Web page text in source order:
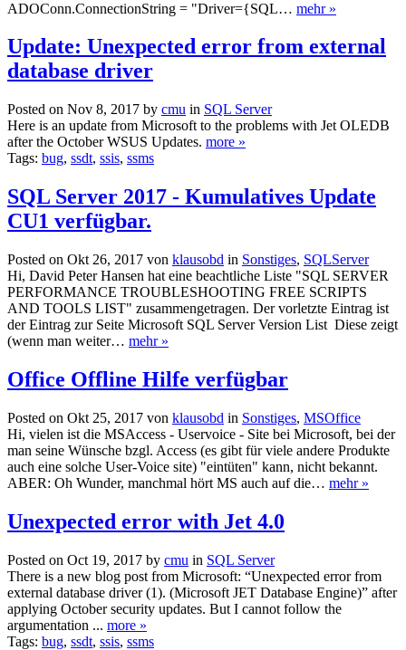
ADOConn.ConnectionString = "Driver={SQL… mehr »
Update: Unexpected error from external
database driver
Posted on Nov 8, 2017 by cmu in SQL Server
Here is an update from Microsoft to the problems with Jet OLEDB
after the October WSUS Updates. more »
Tags: bug, ssdt, ssis, ssms
SQL Server 2017 - Kumulatives Update
CU1 verfügbar.
Posted on Okt 26, 2017 von klausobd in Sonstiges, SQLServer
Hi, David Peter Hansen hat eine beachtliche Liste "SQL SERVER
PERFORMANCE TROUBLESHOOTING FREE SCRIPTS
AND TOOLS LIST" zusammengetragen. Der vorletzte Eintrag ist
der Eintrag zur Seite Microsoft SQL Server Version List Diese zeigt
(wenn man weiter… mehr »
Office Offline Hilfe verfügbar
Posted on Okt 25, 2017 von klausobd in Sonstiges, MSOffice
Hi, vielen ist die MSAccess - Uservoice - Site bei Microsoft, bei der
man seine Wünsche bzgl. Access (es gibt für viele andere Produkte
auch eine solche User-Voice site) "eintüten" kann, nicht bekannt.
ABER: Oh Wunder, manchmal hört MS auch auf die… mehr »
Unexpected error with Jet 4.0
Posted on Oct 19, 2017 by cmu in SQL Server
There is a new blog post from Microsoft: “Unexpected error from
external database driver (1). (Microsoft JET Database Engine)” after
applying October security updates. But I cannot follow the
argumentation ... more »
Tags: bug, ssdt, ssis, ssms